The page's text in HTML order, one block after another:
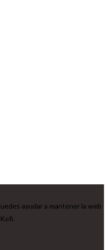
ayudar a mantener la web